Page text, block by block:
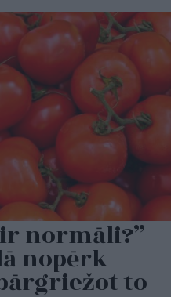
normāli?”
nopērk
to